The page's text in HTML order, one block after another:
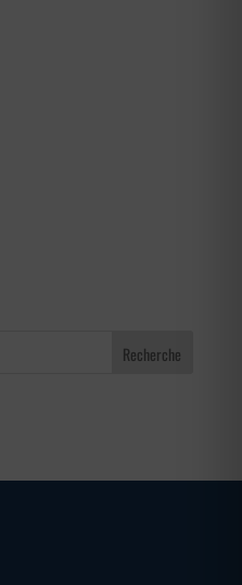
Recherche